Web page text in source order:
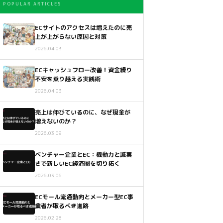
POPULAR ARTICLES
ECサイトのアクセスは増えたのに売
上が上がらない原因と対策
2026.04.03
ECキャッシュフロー改善！資金繰り
不安を乗り越える実践術
2026.04.03
売上は伸びているのに、なぜ現金が
増えないのか？
2026.03.09
ベンチャー企業とEC：機動力と誠実
さで新しいEC経済圏を切り拓く
2026.03.06
ECモール流通動向とメーカー型EC事
業者が取るべき進路
2026.02.28